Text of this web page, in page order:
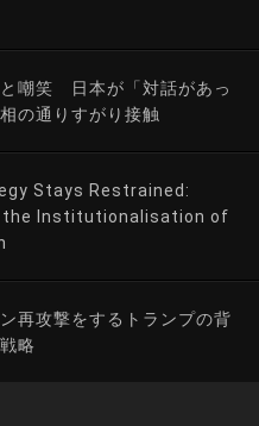
嘲笑 日本が「対話があっ
の通りすがり接触
Stays Restrained:
the Institutionalisation of
再攻撃をするトランプの背
略